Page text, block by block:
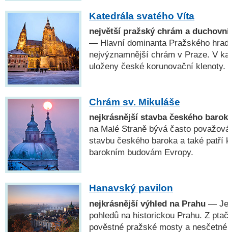
Katedrála svatého Víta
největší pražský chrám a
— Hlavní dominanta Pražského
nejvýznamnější chrám v Praze. V
uloženy české korunovační klenoty.
Chrám sv. Mikuláše
nejkrásnější stavba českého
na Malé Straně bývá často
stavbu českého baroka a také patří
barokním budovám Evropy.
Hanavský pavilon
nejkrásnější výhled na Prahu —
pohledů na historickou Prahu. Z
pověstné pražské mosty a